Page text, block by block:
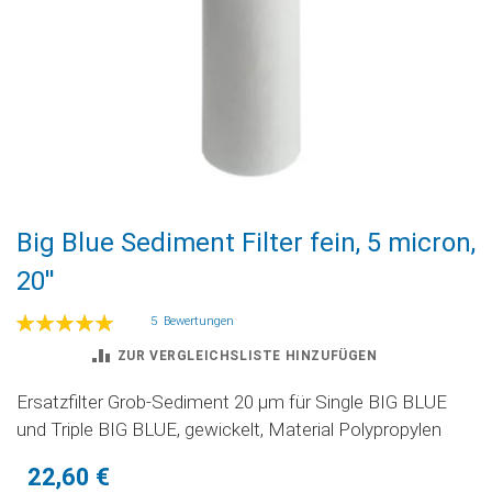
Anfang
der
Bildgalerie
springen
Big Blue Sediment Filter fein, 5 micron,
20''
Bewertung:
5 Bewertungen
ZUR VERGLEICHSLISTE HINZUFÜGEN
Ersatzfilter Grob-Sediment 20 µm für Single BIG BLUE
und Triple BIG BLUE, gewickelt, Material Polypropylen
22,60 €